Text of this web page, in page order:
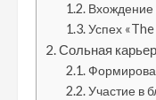
Вхождение
Успех
Сольная
Участие в